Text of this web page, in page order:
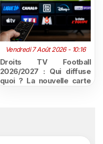
Vendredi 7 Août 2026 - 10:16
Droits TV Football
2026/2027 : Qui diffuse
quoi ? La nouvelle carte